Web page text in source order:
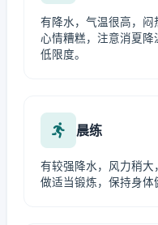
有降水，气温很高，闷
心情糟糕，注意消夏
低限度。
晨练
有较强降水，风力稍
做适当锻炼，保持身体